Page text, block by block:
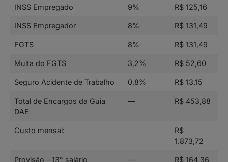
INSS Empregado 9% R$ 125,16
INSS Empregador 8% R$ 131,49
FGTS 8% R$ 131,49
Multa do FGTS 3,2% R$ 52,60
Seguro Acidente de Trabalho 0,8% R$ 13,15
Total de Encargos da Guia
DAE
— R$ 453,88
Custo mensal:
R$
1.873,72
Provisão – 13° salário — R$ 164,36